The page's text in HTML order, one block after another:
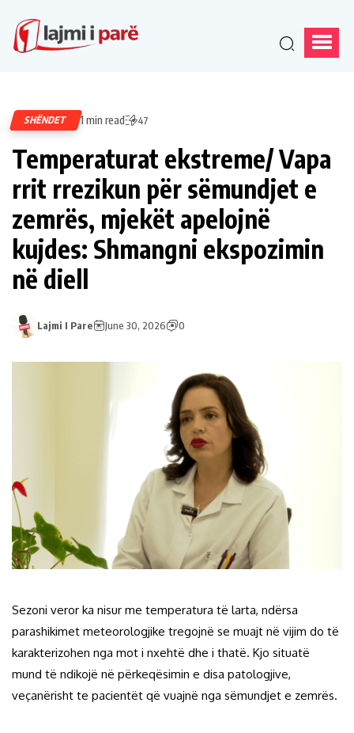
SHËNDET 1 min read 47
Temperaturat ekstreme/ Vapa
rrit rrezikun për sëmundjet e
zemrës, mjekët apelojnë
kujdes: Shmangni ekspozimin
në diell
Lajmi I Pare June 30, 2026 0
Sezoni veror ka nisur me temperatura të larta, ndërsa
parashikimet meteorologjike tregojnë se muajt në vijim do të
karakterizohen nga mot i nxehtë dhe i thatë. Kjo situatë
mund të ndikojë në përkeqësimin e disa patologjive,
veçanërisht te pacientët që vuajnë nga sëmundjet e zemrës.